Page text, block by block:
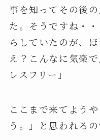
事を知ってその後
た。そうですね・
らしていたのが、
え？こんなに気楽
レスフリー」
ここまで来てよう
う。」と思われるの